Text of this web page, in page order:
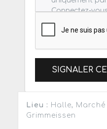
SIGNALER
Lieu : Halle, Marché
Grimmeissen